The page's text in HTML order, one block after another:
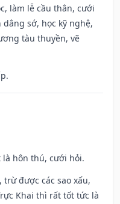
làm lễ cầu thân, cưới
sớ, học kỹ nghệ,
tàu thuyền, vẽ
là hôn thú, cưới hỏi.
trừ được các sao xấu,
Khai thì rất tốt tức là